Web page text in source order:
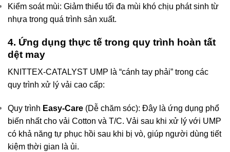
Kiểm soát mùi: Giảm thiểu tối đa mùi khó chịu phát sinh từ
nhựa trong quá trình sản xuất.
4. Ứng dụng thực tế trong quy trình hoàn tất
dệt may
KNITTEX-CATALYST UMP là “cánh tay phải” trong các
quy trình xử lý vải cao cấp:
Quy trình Easy-Care (Dễ chăm sóc): Đây là ứng dụng phổ
biến nhất cho vải Cotton và T/C. Vải sau khi xử lý với UMP
có khả năng tự phục hồi sau khi bị vò, giúp người dùng tiết
kiệm thời gian là ủi.